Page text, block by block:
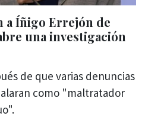
a Íñigo Errejón de
una investigación
de que varias denuncias
como "maltratador